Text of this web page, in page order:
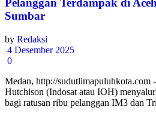
Pelanggan Terdampak di
Sumbar
by Redaksi
4 Desember 2025
0
Medan, http://
Hutchison (Indosat atau IOH)
bagi ratusan ribu pelanggan IM3 dan